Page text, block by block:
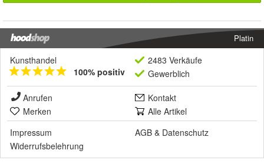
Platin
Kunsthandel
100% positiv
2483 Verkäufe
Gewerblich
Anrufen
Kontakt
Merken
Alle Artikel
Impressum
AGB & Datenschutz
Widerrufsbelehrung